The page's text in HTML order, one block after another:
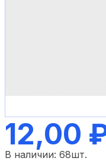
12,00
В наличии: 68шт.